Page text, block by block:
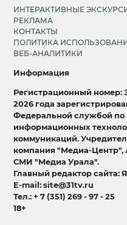
ИНТЕРАКТИВНЫЕ
РЕКЛАМА
КОНТАКТЫ
ПОЛИТИКА
ВЕБ-АНАЛИТИКИ
Информация
Регистрационный номер:
2026 года
Федеральной службой по
информационных
коммуникаций.
компания "Медиа-
СМИ "Медиа Урала".
Главный редактор сайта:
E-mail: site@31tv.ru
Тел.: + 7 (351) 269 - 97 - 25
18+